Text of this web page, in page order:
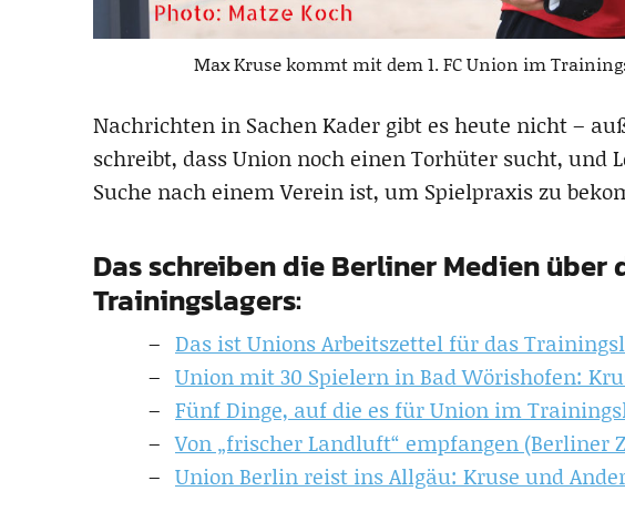
Max Kruse kommt mit dem 1. FC Union im
Nachrichten in Sachen Kader gibt es heute nicht –
schreibt, dass Union noch einen Torhüter sucht,
Suche nach einem Verein ist, um Spielpraxis zu
Das schreiben die Berliner Medien über
Trainingslagers:
Das ist Unions Arbeitszettel für das
Union mit 30 Spielern in Bad Wörishofen:
Fünf Dinge, auf die es für Union im
Von „frischer Landluft“ empfangen (Berliner
Union Berlin reist ins Allgäu: Kruse und